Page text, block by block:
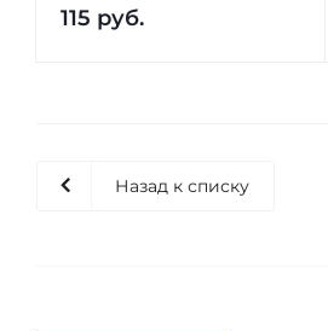
115 руб.
Назад к списку